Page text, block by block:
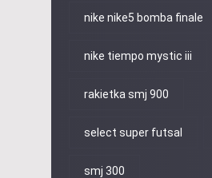
nike nike5 bomba finale
nike tiempo mystic iii
rakietka smj 900
select super futsal
smj 300